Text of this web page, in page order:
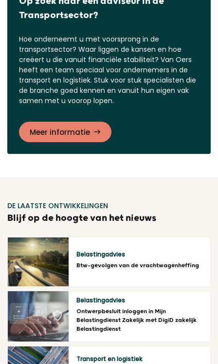
Transportsector?
Hoe onderneemt u met voorsprong in de
transportsector? Waar liggen de kansen en hoe
creëert u die vanuit financiële stabiliteit? Van Oers
heeft een team speciaal voor ondernemers in de
transport en logistiek. Stuk voor stuk specialisten die
de branche goed kennen en vanuit hun eigen vak
samen met u voorop lopen.
Meer informatie
DE LAATSTE ONTWIKKELINGEN
Blijf op de hoogte van het nieuws
Lees meer
Belastingadvies
Btw-gevolgen van de vrachtwagenheffing
Lees meer
Belastingadvies
Ontwerpbesluit inloggen in Mijn
Belastingdienst Zakelijk met DigiD zakelijk
Belastingdienst
Transport en logistiek